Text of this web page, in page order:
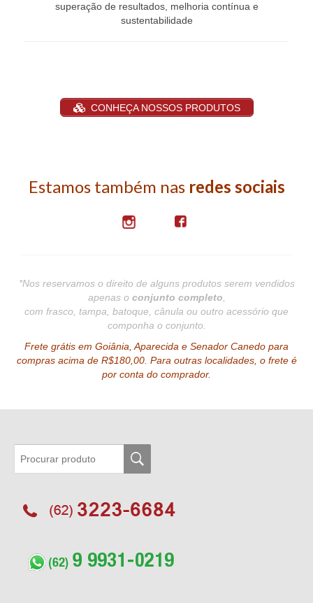
superação de resultados, melhoria contínua e
sustentabilidade
CONHEÇA NOSSOS PRODUTOS
Estamos também nas redes sociais
*Nos reservamos o direito de alguns produtos serem vendidos
apenas o conjunto completo
com frasco, tampa, batoque, cânula ou outro acessório que
componha o conjunto.
Frete grátis em Goiânia, Aparecida e Senador Canedo para
compras acima de R$180,00. Para outras localidades, o frete é
por conta do comprador.